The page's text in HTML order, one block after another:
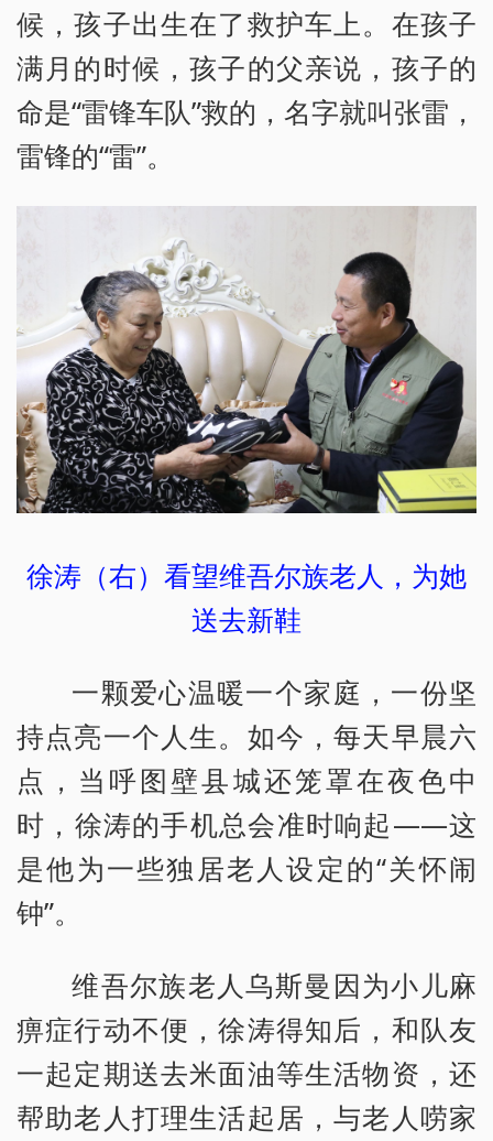
候，孩子出生在了救护车上。在孩子
满月的时候，孩子的父亲说，孩子的
命是“雷锋车队”救的，名字就叫张雷，
雷锋的“雷”。
徐涛（右）看望维吾尔族老人，为她
送去新鞋
一颗爱心温暖一个家庭，一份坚
持点亮一个人生。如今，每天早晨六
点，当呼图壁县城还笼罩在夜色中
时，徐涛的手机总会准时响起——这
是他为一些独居老人设定的“关怀闹
钟”。
维吾尔族老人乌斯曼因为小儿麻
痹症行动不便，徐涛得知后，和队友
一起定期送去米面油等生活物资，还
帮助老人打理生活起居，与老人唠家